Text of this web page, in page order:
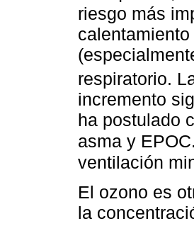
riesgo más
respiratorio.
incremento
ha postulado
asma y EPOC.
ventilación
El ozono es
la